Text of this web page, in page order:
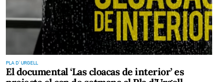
PLA D' URGELL
El documental ‘Las cloacas de interior’ es